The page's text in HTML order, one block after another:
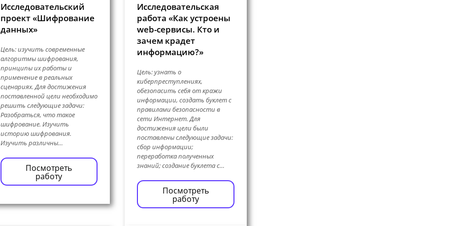
Исследовательский
проект «Шифрование
данных»
Цель: изучить современные
алгоритмы шифрования,
принципы их работы и
применение в реальных
сценариях. Для достижения
поставленной цели необходимо
решить следующие задачи:
Разобраться, что такое
шифрование. Изучить
историю шифрования.
Изучить различны…
Посмотреть
работу
Исследовательская
работа «Как устроены
web-сервисы. Кто и
зачем крадет
информацию?»
Цель: узнать о
киберпреступлениях,
обезопасить себя от кражи
информации, создать буклет с
правилами безопасности в
сети Интернет. Для
достижения цели были
поставлены следующие задачи:
сбор информации;
переработка полученных
знаний; создание буклета с…
Посмотреть
работу